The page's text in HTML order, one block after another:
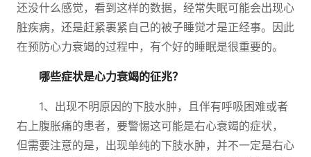
还没什么感觉，看到这样的数据，经常失眠可能会出现心
脏疾病，还是赶紧裹紧自己的被子睡觉才是正经事。因此
在预防心力衰竭的过程中，有个好的睡眠是很重要的。
哪些症状是心力衰竭的征兆？
1、出现不明原因的下肢水肿，且伴有呼吸困难或者
右上腹胀痛的患者，要警惕这可能是右心衰竭的症状，
但需要注意的是，出现单纯的下肢水肿，并不一定是右心